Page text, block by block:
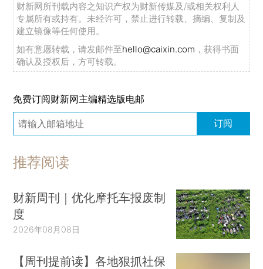
财新网所刊载内容之知识产权为财新传媒及/或相关权利人
专属所有或持有。未经许可，禁止进行转载、摘编、复制及
建立镜像等任何使用。
如有意愿转载，请发邮件至hello@caixin.com ，获得书面
确认及授权后，方可转载。
免费订阅财新网主编精选版电邮
订阅
推荐阅读
财新周刊｜优化摩托车报废制
度
2026年08月08日
【周刊提前读】各地狠抓社保